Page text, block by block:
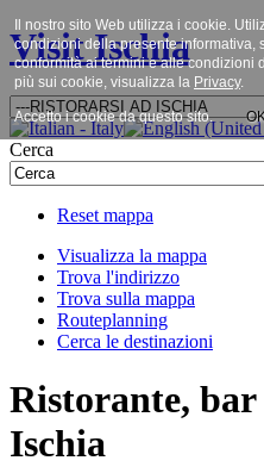
Visit Ischia
Cerca
Reset mappa
Visualizza la mappa
Trova l'indirizzo
Trova sulla mappa
Routeplanning
Cerca le destinazioni
Ristorante, bar
Ischia
Il nostro sito Web utilizza i cookie.
condizioni della presente informativa,
conformità ai termini e alle condizioni
più sui cookie, visualizza la Privacy.
Accetto i cookie da questo sito.